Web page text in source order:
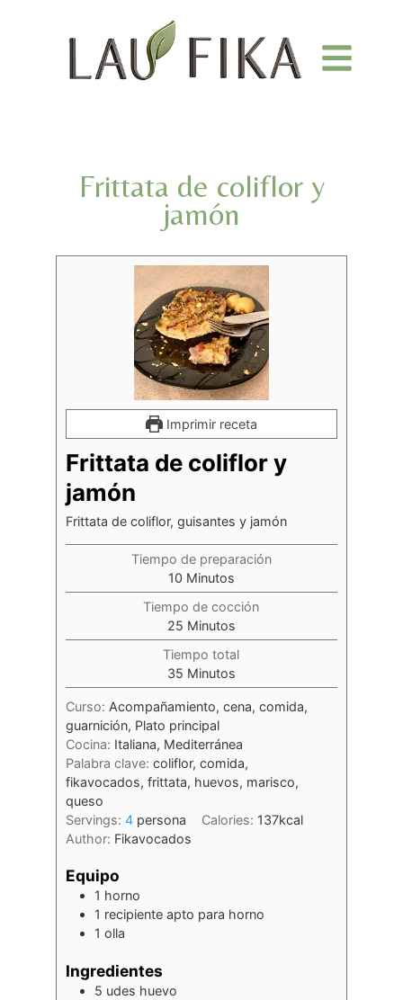
Frittata de coliflor y
jamón
Imprimir receta
Frittata de coliflor y
jamón
Frittata de coliflor, guisantes y jamón
Tiempo de preparación
10 Minutos
Tiempo de cocción
25 Minutos
Tiempo total
35 Minutos
Curso: Acompañamiento, cena, comida,
guarnición, Plato principal
Cocina: Italiana, Mediterránea
Palabra clave: coliflor, comida,
fikavocados, frittata, huevos, marisco,
queso
Servings: 4 persona Calories: 137kcal
Author: Fikavocados
Equipo
1 horno
1 recipiente apto para horno
1 olla
Ingredientes
5 udes huevo